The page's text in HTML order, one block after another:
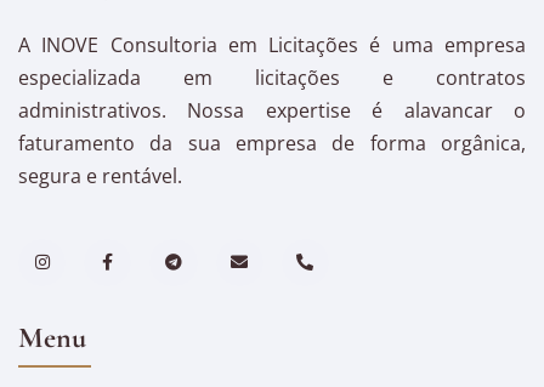
A INOVE Consultoria em Licitações é uma empresa
especializada em licitações e contratos
administrativos. Nossa expertise é alavancar o
faturamento da sua empresa de forma orgânica,
segura e rentável.
Menu